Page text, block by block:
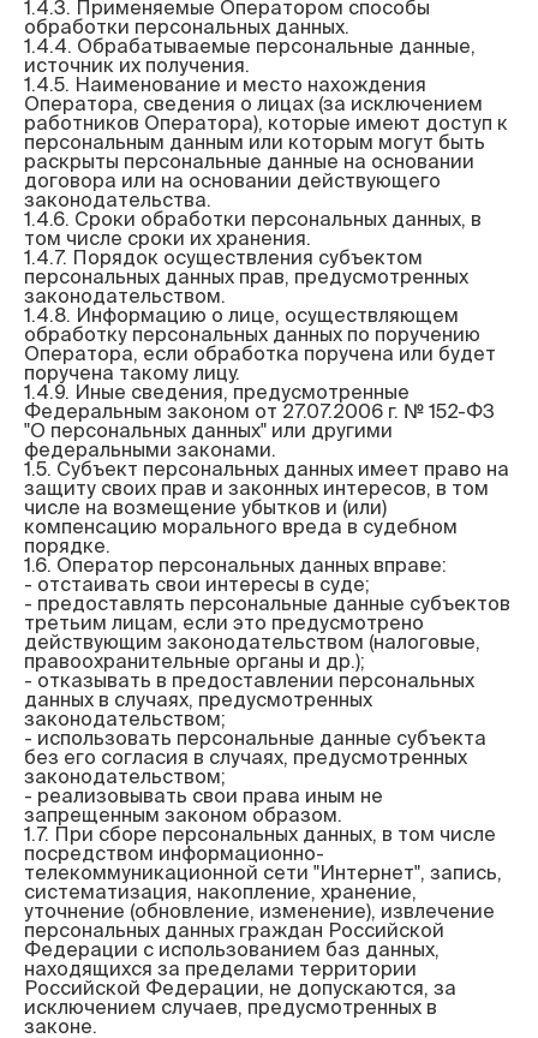
1.4.3. Применяемые Оператором способы
обработки персональных данных.
1.4.4. Обрабатываемые персональные данные,
источник их получения.
1.4.5. Наименование и место нахождения
Оператора, сведения о лицах (за исключением
работников Оператора), которые имеют доступ к
персональным данным или которым могут быть
раскрыты персональные данные на основании
договора или на основании действующего
законодательства.
1.4.6. Сроки обработки персональных данных, в
том числе сроки их хранения.
1.4.7. Порядок осуществления субъектом
персональных данных прав, предусмотренных
законодательством.
1.4.8. Информацию о лице, осуществляющем
обработку персональных данных по поручению
Оператора, если обработка поручена или будет
поручена такому лицу.
1.4.9. Иные сведения, предусмотренные
Федеральным законом от 27.07.2006 г. № 152-ФЗ
"О персональных данных" или другими
федеральными законами.
1.5. Субъект персональных данных имеет право на
защиту своих прав и законных интересов, в том
числе на возмещение убытков и (или)
компенсацию морального вреда в судебном
порядке.
1.6. Оператор персональных данных вправе:
- отстаивать свои интересы в суде;
- предоставлять персональные данные субъектов
третьим лицам, если это предусмотрено
действующим законодательством (налоговые,
правоохранительные органы и др.);
- отказывать в предоставлении персональных
данных в случаях, предусмотренных
законодательством;
- использовать персональные данные субъекта
без его согласия в случаях, предусмотренных
законодательством;
- реализовывать свои права иным не
запрещенным законом образом.
1.7. При сборе персональных данных, в том числе
посредством информационно-
телекоммуникационной сети "Интернет", запись,
систематизация, накопление, хранение,
уточнение (обновление, изменение), извлечение
персональных данных граждан Российской
Федерации с использованием баз данных,
находящихся за пределами территории
Российской Федерации, не допускаются, за
исключением случаев, предусмотренных в
законе.